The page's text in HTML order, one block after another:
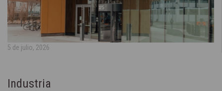
5 de julio, 2026
Industria